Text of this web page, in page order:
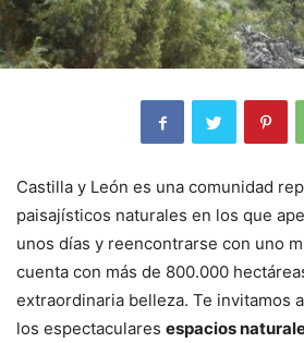
Castilla y León es una comunidad
paisajísticos naturales en los que
unos días y reencontrarse con uno
cuenta con más de 800.000
extraordinaria belleza. Te invitamos
los espectaculares espacios